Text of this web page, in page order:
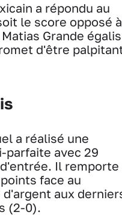
a répondu au
le score opposé
Grande
d'être
a réalisé une
parfaite avec 29
Il remporte
face au
aux
(2-0).